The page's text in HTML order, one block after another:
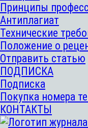
Принципы
Антиплагиат
Технические
Положение о
Отправить статью
ПОДПИСКА
Подписка
Покупка номера
КОНТАКТЫ